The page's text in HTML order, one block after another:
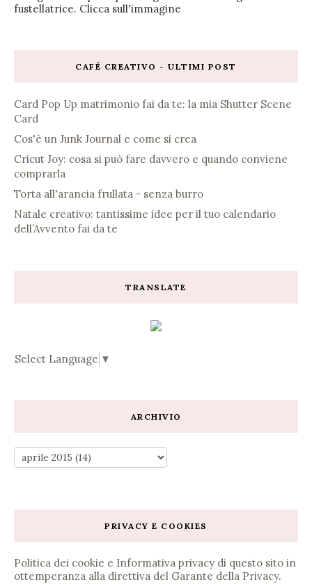
fustellatrice. Clicca sull'immagine
CAFÉ CREATIVO - ULTIMI POST
Card Pop Up matrimonio fai da te: la mia Shutter Scene
Card
Cos'è un Junk Journal e come si crea
Cricut Joy: cosa si può fare davvero e quando conviene
comprarla
Torta all'arancia frullata - senza burro
Natale creativo: tantissime idee per il tuo calendario
dell’Avvento fai da te
TRANSLATE
Select Language ▼
ARCHIVIO
PRIVACY E COOKIES
Politica dei cookie e Informativa privacy di questo sito in
ottemperanza alla direttiva del Garante della Privacy.